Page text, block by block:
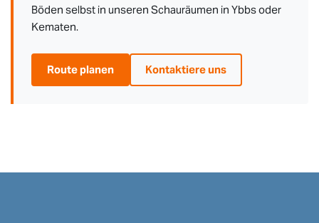
Böden selbst in unseren Schauräumen in Ybbs oder
Kematen.
Route planen Kontaktiere uns